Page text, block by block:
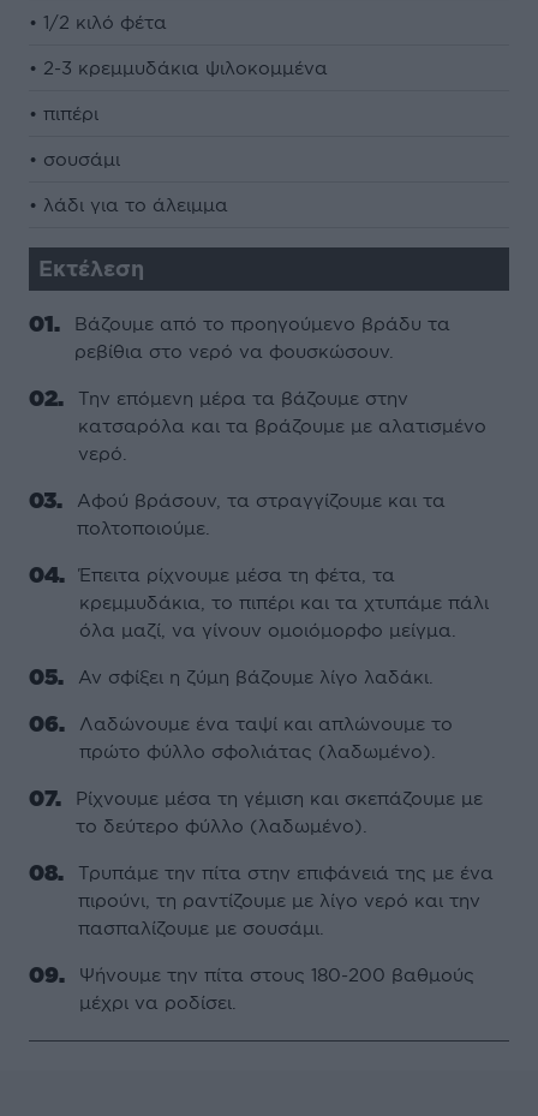
• 1/2 κιλό φέτα
• 2-3 κρεμμυδάκια ψιλοκομμένα
• πιπέρι
• σουσάμι
• λάδι για το άλειμμα
Εκτέλεση
Βάζουμε από το προηγούμενο βράδυ τα
ρεβίθια στο νερό να φουσκώσουν.
Την επόμενη μέρα τα βάζουμε στην
κατσαρόλα και τα βράζουμε με αλατισμένο
νερό.
Αφού βράσουν, τα στραγγίζουμε και τα
πολτοποιούμε.
Έπειτα ρίχνουμε μέσα τη φέτα, τα
κρεμμυδάκια, το πιπέρι και τα χτυπάμε πάλι
όλα μαζί, να γίνουν ομοιόμορφο μείγμα.
Αν σφίξει η ζύμη βάζουμε λίγο λαδάκι.
Λαδώνουμε ένα ταψί και απλώνουμε το
πρώτο φύλλο σφολιάτας (λαδωμένο).
Ρίχνουμε μέσα τη γέμιση και σκεπάζουμε με
το δεύτερο φύλλο (λαδωμένο).
Τρυπάμε την πίτα στην επιφάνειά της με ένα
πιρούνι, τη ραντίζουμε με λίγο νερό και την
πασπαλίζουμε με σουσάμι.
Ψήνουμε την πίτα στους 180-200 βαθμούς
μέχρι να ροδίσει.